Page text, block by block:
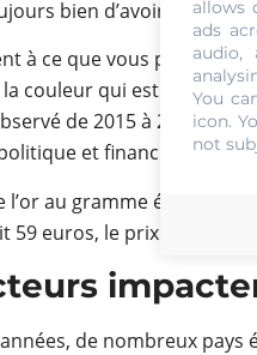
bien d’avoir de l’or
à ce que vous pourriez
couleur qui est élevée
de 2015 à 2017. Le
et financier.
l’or au gramme était en
59 euros, le prix le plus
de nombreux pays
allows
ads
audio,
You
icon.
not